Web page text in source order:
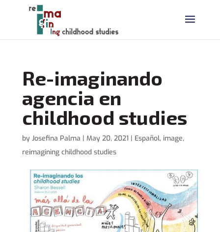
Re-imaginando
agencia en
childhood studies
by Josefina Palma | May 20, 2021 | Español, image,
reimagining childhood studies